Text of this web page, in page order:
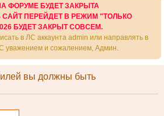
ФОРУМЕ БУДЕТ ЗАКРЫТА
ПЕРЕЙДЕТ В РЕЖИМ "ТОЛЬКО
БУДЕТ ЗАКРЫТ СОВСЕМ.
в ЛС аккаунта admin или направлять в
уважением и сожалением, Админ.
вы должны быть